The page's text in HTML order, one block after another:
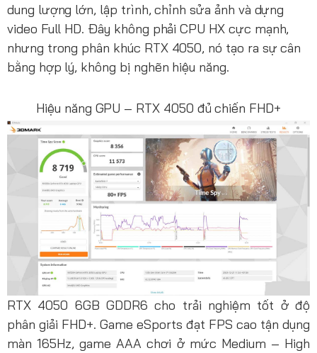
dung lượng lớn, lập trình, chỉnh sửa ảnh và dựng
video Full HD. Đây không phải CPU HX cực mạnh,
nhưng trong phân khúc RTX 4050, nó tạo ra sự cân
bằng hợp lý, không bị nghẽn hiệu năng.
Hiệu năng GPU – RTX 4050 đủ chiến FHD+
RTX 4050 6GB GDDR6 cho trải nghiệm tốt ở độ
phân giải FHD+. Game eSports đạt FPS cao tận dụng
màn 165Hz, game AAA chơi ở mức Medium – High